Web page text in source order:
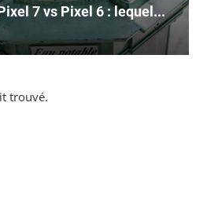
7 vs Pixel 6 : lequel...
trouvé.